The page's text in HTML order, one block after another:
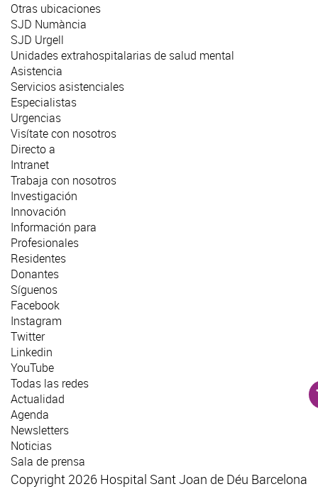
Otras ubicaciones
SJD Numància
SJD Urgell
Unidades extrahospitalarias de salud mental
Asistencia
Servicios asistenciales
Especialistas
Urgencias
Visítate con nosotros
Directo a
Intranet
Trabaja con nosotros
Investigación
Innovación
Información para
Profesionales
Residentes
Donantes
Síguenos
Facebook
Instagram
Twitter
Linkedin
YouTube
Todas las redes
Actualidad
Agenda
Newsletters
Noticias
Sala de prensa
Copyright 2026 Hospital Sant Joan de Déu Barcelona